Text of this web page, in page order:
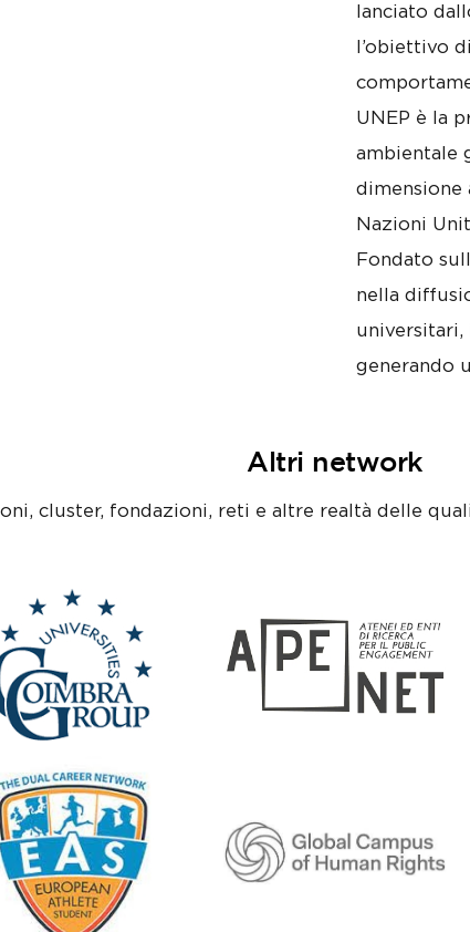
lanciato
l’obiettivo
UNEP è la
ambientale
dimensione
Nazioni
Fondato
nella
universitari,
generando
Altri network
cluster, fondazioni, reti e altre realtà delle